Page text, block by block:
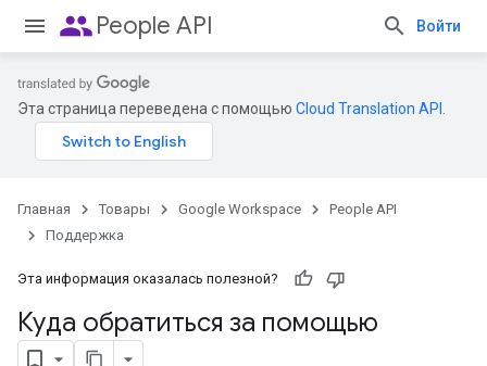
peoplePeople API Войти
Эта страница переведена с помощью Cloud Translation API
Главная Товары Google Workspace
People API
Поддержка
Эта информация оказалась полезной?
Куда обратиться за помощью